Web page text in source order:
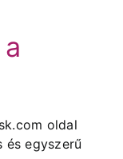
oldal
és egyszerű